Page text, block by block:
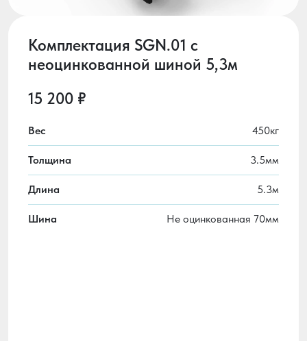
Комплектация SGN.01 с
неоцинкованной шиной 5,3м
15 200 ₽
Вес 450кг
Толщина 3.5мм
Длина 5.3м
Шина Не оцинкованная 70мм